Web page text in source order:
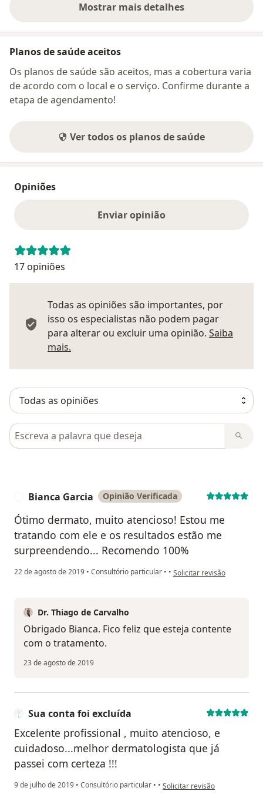
Mostrar mais detalhes
sobre o endereço
Planos de saúde aceitos
Os planos de saúde são aceitos, mas a cobertura varia
de acordo com o local e o serviço. Confirme durante a
etapa de agendamento!
Ver todos os planos de saúde
Opiniões
Enviar opinião
17 opiniões
Todas as opiniões são importantes, por
isso os especialistas não podem pagar
para alterar ou excluir uma opinião. Saiba
mais.
Pesquisar em opiniões
Bianca Garcia Opinião Verificada
Ótimo dermato, muito atencioso! Estou me
tratando com ele e os resultados estão me
surpreendendo... Recomendo 100%
22 de agosto de 2019 • Consultório particular • • na opinião do utilizador
Solicitar revisão
Dr. Thiago de Carvalho
Obrigado Bianca. Fico feliz que esteja contente
com o tratamento.
23 de agosto de 2019
Sua conta foi excluída
Excelente profissional , muito atencioso, e
cuidadoso...melhor dermatologista que já
passei com certeza !!!
9 de julho de 2019 • Consultório particular • • na opinião do utilizador Sua
Solicitar revisão